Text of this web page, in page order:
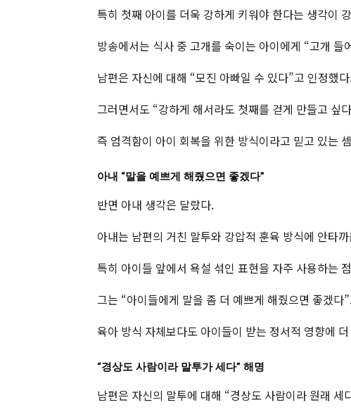
특히 첫째 아이를 더욱 강하게 키워야 한다는 생각이
방송에서는 식사 중 고개를 숙이는 아이에게 “고개
남편은 자신에 대해 “모진 아빠일 수 있다”고 인정했
그러면서도 “강하게 해서라도 첫째를 걷게 만들고 싶
즉 엄격함이 아이 회복을 위한 방식이라고 믿고 있는
아내 “말을 예쁘게 해줬으면 좋겠다”
반면 아내 생각은 달랐다.
아내는 남편의 거친 말투와 강압적 훈육 방식에 안타
특히 아이들 앞에서 욕설 섞인 표현을 자주 사용하는
그는 “아이들에게 말을 좀 더 예쁘게 해줬으면 좋겠다
육아 방식 자체보다도 아이들이 받는 정서적 영향에
“경상도 사람이라 말투가 세다” 해명
남편은 자신의 말투에 대해 “경상도 사람이라 원래 세